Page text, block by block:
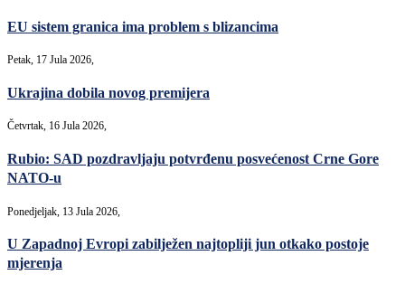
EU sistem granica ima problem s blizancima
Petak, 17 Jula 2026,
Ukrajina dobila novog premijera
Četvrtak, 16 Jula 2026,
Rubio: SAD pozdravljaju potvrđenu posvećenost Crne Gore
NATO-u
Ponedjeljak, 13 Jula 2026,
U Zapadnoj Evropi zabilježen najtopliji jun otkako postoje
mjerenja